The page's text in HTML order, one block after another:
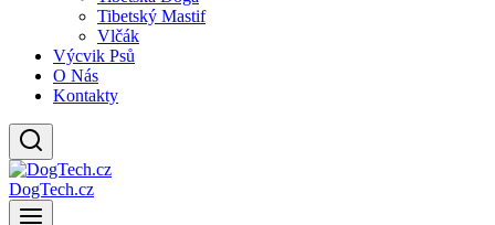
Tibetský Mastif
Vlčák
Výcvik Psů
O Nás
Kontakty
DogTech.cz